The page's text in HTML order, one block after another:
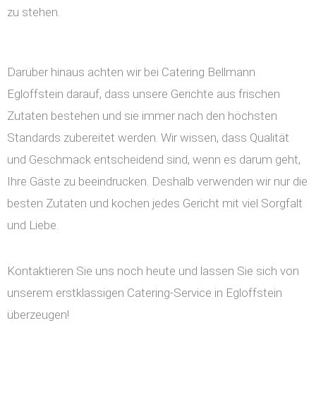
zu stehen.
Darüber hinaus achten wir bei Catering Bellmann
Egloffstein darauf, dass unsere Gerichte aus frischen
Zutaten bestehen und sie immer nach den höchsten
Standards zubereitet werden. Wir wissen, dass Qualität
und Geschmack entscheidend sind, wenn es darum geht,
Ihre Gäste zu beeindrucken. Deshalb verwenden wir nur die
besten Zutaten und kochen jedes Gericht mit viel Sorgfalt
und Liebe.
Kontaktieren Sie uns noch heute und lassen Sie sich von
unserem erstklassigen Catering-Service in Egloffstein
überzeugen!